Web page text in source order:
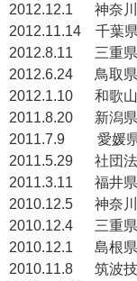
2012.12.1 神奈川
2012.11.14 千葉
2012.8.11 三重県
2012.6.24 鳥取県
2012.1.10 和歌山
2011.8.20 新潟県
2011.7.9 愛媛県
2011.5.29 社団法
2011.3.11 福井県
2010.12.5 神奈川
2010.12.4 三重県
2010.12.1 島根県
2010.11.8 筑波技